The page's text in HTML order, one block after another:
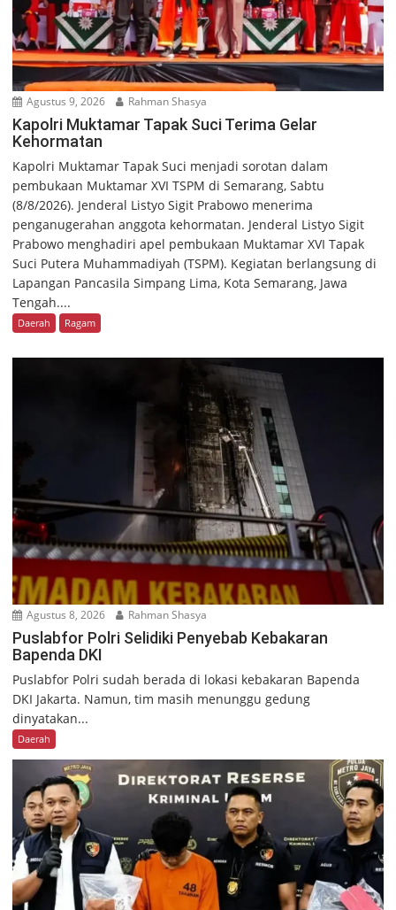
Agustus 9, 2026 Rahman Shasya
Kapolri Muktamar Tapak Suci Terima Gelar
Kehormatan
Kapolri Muktamar Tapak Suci menjadi sorotan dalam
pembukaan Muktamar XVI TSPM di Semarang, Sabtu
(8/8/2026). Jenderal Listyo Sigit Prabowo menerima
penganugerahan anggota kehormatan. Jenderal Listyo Sigit
Prabowo menghadiri apel pembukaan Muktamar XVI Tapak
Suci Putera Muhammadiyah (TSPM). Kegiatan berlangsung di
Lapangan Pancasila Simpang Lima, Kota Semarang, Jawa
Tengah....
Daerah Ragam
Agustus 8, 2026 Rahman Shasya
Puslabfor Polri Selidiki Penyebab Kebakaran
Bapenda DKI
Puslabfor Polri sudah berada di lokasi kebakaran Bapenda
DKI Jakarta. Namun, tim masih menunggu gedung
dinyatakan...
Daerah